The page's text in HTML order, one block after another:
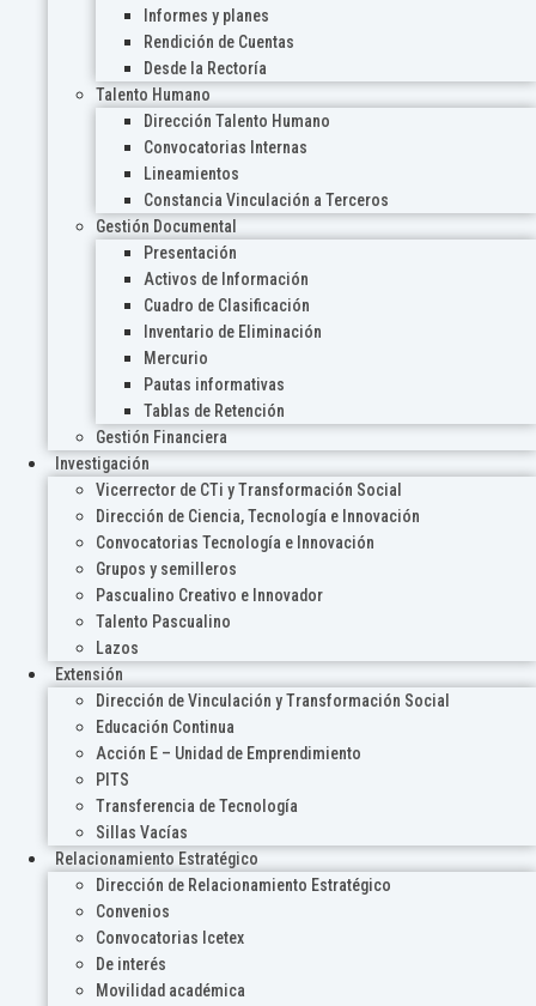
Informes y planes
Rendición de Cuentas
Desde la Rectoría
Talento Humano
Dirección Talento Humano
Convocatorias Internas
Lineamientos
Constancia Vinculación a Terceros
Gestión Documental
Presentación
Activos de Información
Cuadro de Clasificación
Inventario de Eliminación
Mercurio
Pautas informativas
Tablas de Retención
Gestión Financiera
Investigación
Vicerrector de CTi y Transformación Social
Dirección de Ciencia, Tecnología e Innovación
Convocatorias Tecnología e Innovación
Grupos y semilleros
Pascualino Creativo e Innovador
Talento Pascualino
Lazos
Extensión
Dirección de Vinculación y Transformación Social
Educación Continua
Acción E – Unidad de Emprendimiento
PITS
Transferencia de Tecnología
Sillas Vacías
Relacionamiento Estratégico
Dirección de Relacionamiento Estratégico
Convenios
Convocatorias Icetex
De interés
Movilidad académica